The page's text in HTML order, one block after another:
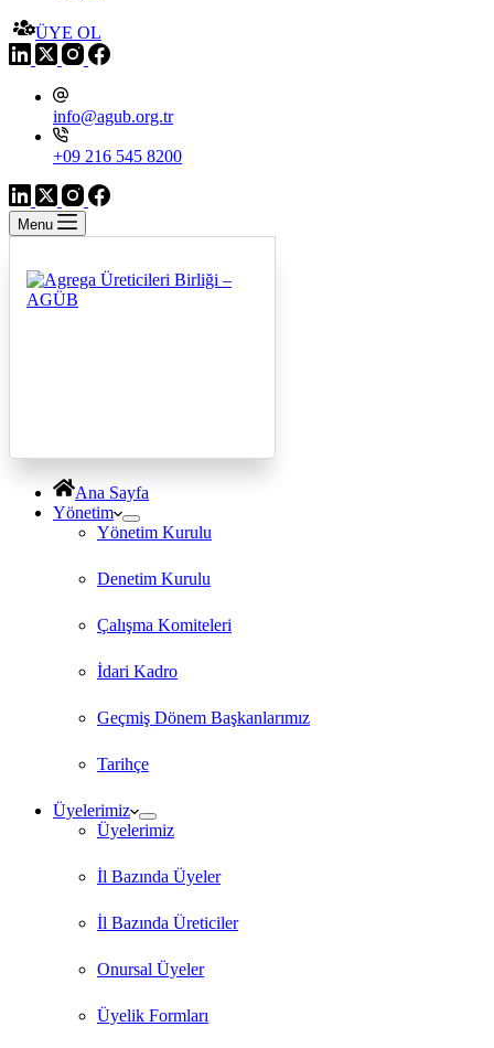
ÜYE OL
info@agub.org.tr
+09 216 545 8200
Menu
Ana Sayfa
Yönetim
Yönetim Kurulu
Denetim Kurulu
Çalışma Komiteleri
İdari Kadro
Geçmiş Dönem Başkanlarımız
Tarihçe
Üyelerimiz
Üyelerimiz
İl Bazında Üyeler
İl Bazında Üreticiler
Onursal Üyeler
Üyelik Formları